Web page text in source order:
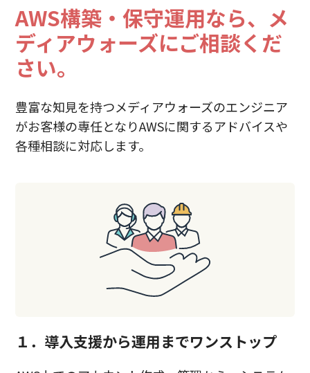
AWS構築・保守運用なら、 メ
ディアウォーズにご相談くだ
さい。
豊富な知見を持つメディアウォーズのエンジニア
がお客様の専任となりAWSに関するアドバイスや
各種相談に対応します。
１．導入支援から運用までワンストップ